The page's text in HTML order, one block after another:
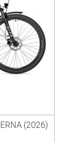
(2026)